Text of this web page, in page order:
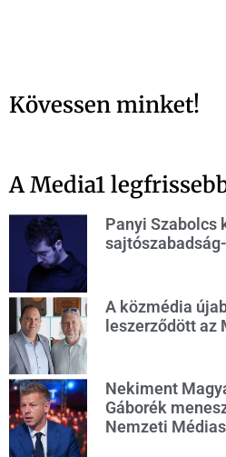
Kövessen minket!
A Media1
Panyi Szabolcs
A közmédia
leszerződött az
Nekiment
Gáborék
Nemzeti